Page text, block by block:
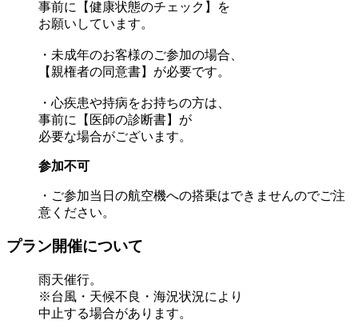
事前に【健康状態のチェック】を
お願いしています。
・未成年のお客様のご参加の場合、
【親権者の同意書】が必要です。
・心疾患や持病をお持ちの方は、
事前に【医師の診断書】が
必要な場合がございます。
参加不可
・ご参加当日の航空機への搭乗はできませんのでご注
意ください。
プラン開催について
雨天催行。
※台風・天候不良・海況状況により
中止する場合があります。